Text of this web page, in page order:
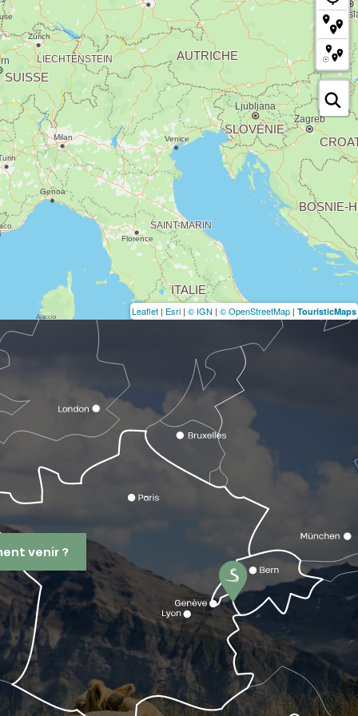
Leaflet | Esri | © IGN | © OpenStreetMap | TouristicMaps
venir ?